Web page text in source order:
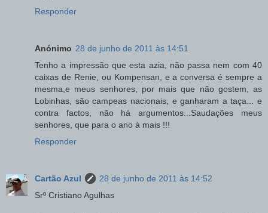
Responder
Anónimo 28 de junho de 2011 às 14:51
Tenho a impressão que esta azia, não passa nem com 40
caixas de Renie, ou Kompensan, e a conversa é sempre a
mesma,e meus senhores, por mais que não gostem, as
Lobinhas, são campeas nacionais, e ganharam a taça... e
contra factos, não há argumentos...Saudações meus
senhores, que para o ano à mais !!!
Responder
Cartão Azul
28 de junho de 2011 às 14:52
Srº Cristiano Agulhas